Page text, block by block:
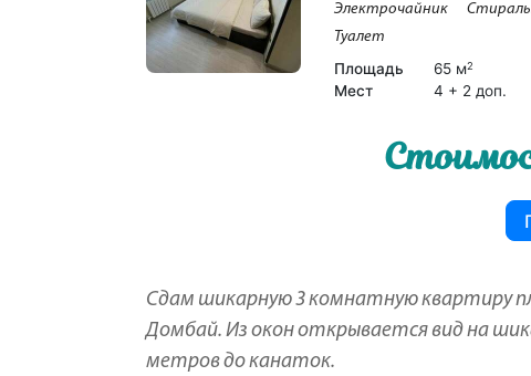
Электрочайник
Туалет
Площадь 65 м2
Мест 4 + 2 доп.
Сдам шикарную 3 комнатную квартиру
Домбай. Из окон открывается вид на
метров до канаток.